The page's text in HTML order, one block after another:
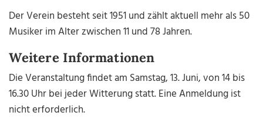
Der Verein besteht seit 1951 und zählt aktuell mehr als 50
Musiker im Alter zwischen 11 und 78 Jahren.
Weitere Informationen
Die Veranstaltung findet am Samstag, 13. Juni, von 14 bis
16.30 Uhr bei jeder Witterung statt. Eine Anmeldung ist
nicht erforderlich.